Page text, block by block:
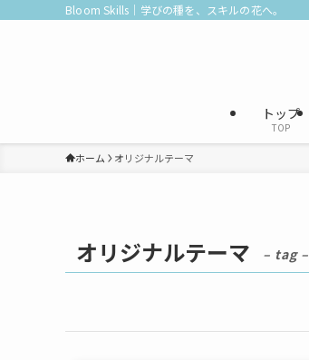
Bloom Skills｜学びの種を、スキルの花へ。
トップ
TOP
ホーム オリジナルテーマ
オリジナルテーマ – tag –